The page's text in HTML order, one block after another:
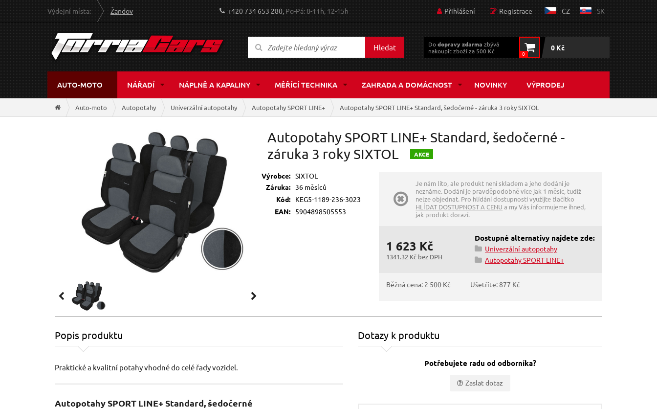
Výdejní místa: Žandov +420 734 653 280,Po-Pá: 8-11h, 12-15h Přihlášení Registrace CZ SK
Hledat Dodopravy zdarma zbývá
nakoupit zboží za 500 Kč
0
0 Kč
AUTO-MOTO NÁŘADÍ NÁPLNĚ A KAPALINY MĚŘÍCÍ TECHNIKA ZAHRADA A DOMÁCNOST NOVINKY VÝPRODEJ
Auto-moto Autopotahy Univerzální autopotahy Autopotahy SPORT LINE+ Autopotahy SPORT LINE+ Standard, šedočerné - záruka 3 roky SIXTOL
Autopotahy SPORT LINE+ Standard, šedočerné -
záruka 3 roky SIXTOL
AKCE
Výrobce: SIXTOL
Záruka:
36 měsíců
Kód:
KEG5-1189-236-3023
EAN:
5904898505553
Je nám líto, ale produkt není skladem a jeho dodání je
neznáme. Dodání je pravděpodobně více jak 1 měsíc, tudíž
nelze objednat. Pro hlídání dostupnosti využijte tlačítko
HLÍDAT DOSTUPNOST A CENU a my Vás informujeme ihned,
jak produkt dorazí.
1 623 Kč
1341.32 Kč bez DPH
Dostupné alternativy najdete zde:
Univerzální autopotahy
Autopotahy SPORT LINE+
Běžná cena:2 500 Kč Ušetříte: 877 Kč
Popis produktu
Praktické a kvalitní potahy vhodné do celé řady vozidel.
Autopotahy SPORT LINE+ Standard, šedočerné
Dotazy k produktu
Potřebujete radu od odborníka?
Zaslat dotaz